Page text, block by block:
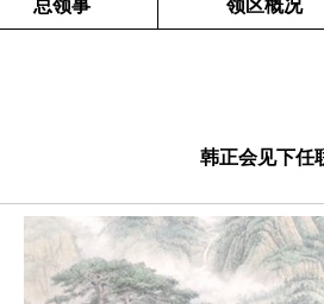
总领事 领区概况
韩正会见下任